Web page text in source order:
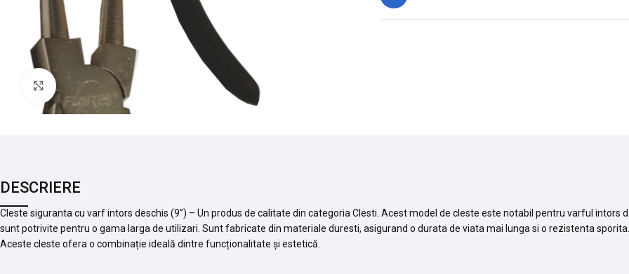
Mărește imaginea
DESCRIERE
Cleste siguranta cu varf intors deschis (9”) – Un produs de calitate din categoria Clesti. Acest model de cleste este notabil pentru varful intors
sunt potrivite pentru o gama larga de utilizari. Sunt fabricate din materiale duresti, asigurand o durata de viata mai lunga si o rezistenta
Aceste cleste ofera o combinație ideală dintre funcționalitate și estetică.